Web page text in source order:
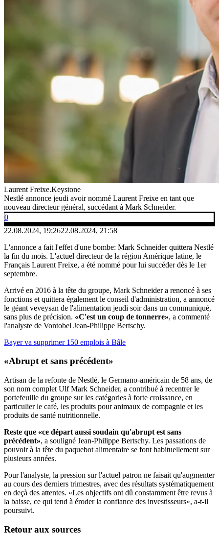
Laurent Freixe.Keystone
Nestlé annonce jeudi avoir nommé Laurent Freixe en tant que
nouveau directeur général, succédant à Mark Schneider.
0
22.08.2024, 19:2622.08.2024, 21:58
L'annonce a fait l'effet d'une bombe: Mark Schneider quittera Nestlé
la fin du mois. L'actuel directeur de la région Amérique latine, le
Français Laurent Freixe, a été nommé pour lui succéder dès le 1er
septembre.
Arrivé en 2016 à la tête du groupe, Mark Schneider a renoncé à ses
fonctions et quittera également le conseil d'administration, a annoncé
le géant veveysan de l'alimentation jeudi soir dans un communiqué,
sans plus de précision. «C'est un coup de tonnerre», a commenté
l'analyste de Vontobel Jean-Philippe Bertschy.
Bayer va supprimer 150 emplois à Bâle
«Abrupt et sans précédent»
Artisan de la refonte de Nestlé, le Germano-américain de 58 ans, de
son nom complet Ulf Mark Schneider, a contribué à recentrer le
portefeuille du groupe sur les catégories à forte croissance, en
particulier le café, les produits pour animaux de compagnie et les
produits de santé nutritionnelle.
Reste que «ce départ aussi soudain qu'abrupt est sans
précédent», a souligné Jean-Philippe Bertschy. Les passations de
pouvoir à la tête du paquebot alimentaire se font habituellement sur
plusieurs années.
Pour l'analyste, la pression sur l'actuel patron ne faisait qu'augmenter
au cours des derniers trimestres, avec des résultats systématiquement
en deçà des attentes. «Les objectifs ont dû constamment être revus à
la baisse, ce qui tend à éroder la confiance des investisseurs», a-t-il
poursuivi.
Retour aux sources